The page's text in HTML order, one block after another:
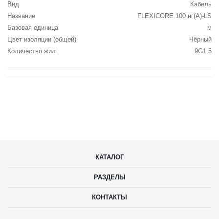
Вид
Кабель
Название
FLEXICORE 100 нг(А)-LS
Базовая единица
м
Цвет изоляции (общей)
Чёрный
Количество жил
9G1,5
КАТАЛОГ
РАЗДЕЛЫ
КОНТАКТЫ